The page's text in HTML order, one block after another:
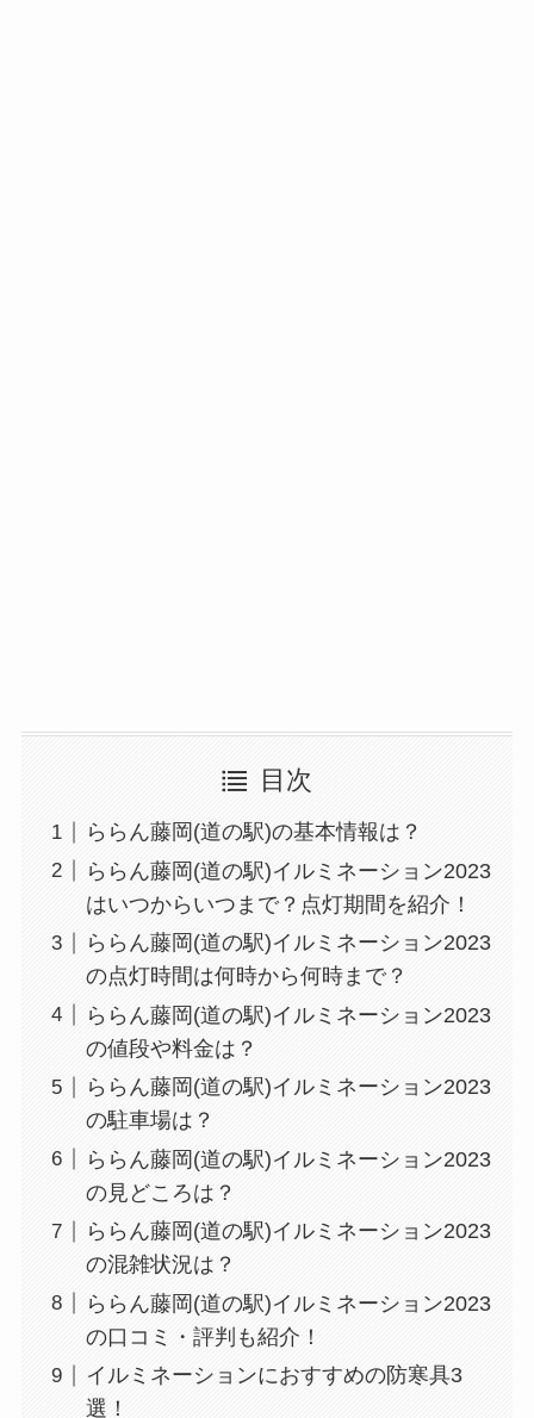
目次
ららん藤岡(道の駅)の基本情報は？
ららん藤岡(道の駅)イルミネーション2023
はいつからいつまで？点灯期間を紹介！
ららん藤岡(道の駅)イルミネーション2023
の点灯時間は何時から何時まで？
ららん藤岡(道の駅)イルミネーション2023
の値段や料金は？
ららん藤岡(道の駅)イルミネーション2023
の駐車場は？
ららん藤岡(道の駅)イルミネーション2023
の見どころは？
ららん藤岡(道の駅)イルミネーション2023
の混雑状況は？
ららん藤岡(道の駅)イルミネーション2023
の口コミ・評判も紹介！
イルミネーションにおすすめの防寒具3
選！